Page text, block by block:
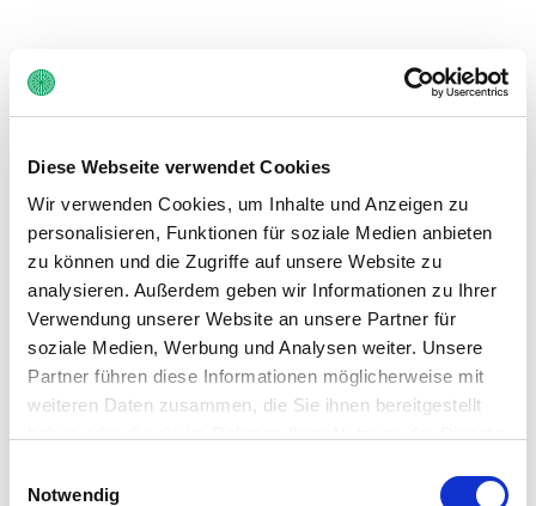
Diese Webseite verwendet Cookies
Wir verwenden Cookies, um Inhalte und Anzeigen zu
personalisieren, Funktionen für soziale Medien anbieten
zu können und die Zugriffe auf unsere Website zu
analysieren. Außerdem geben wir Informationen zu Ihrer
Verwendung unserer Website an unsere Partner für
soziale Medien, Werbung und Analysen weiter. Unsere
Partner führen diese Informationen möglicherweise mit
weiteren Daten zusammen, die Sie ihnen bereitgestellt
Cookies, wenn Sie unsere Webseite weiterhin nutzen.
Notwendig
Ein Fehler ist aufgetreten
Zurück zur Startseite